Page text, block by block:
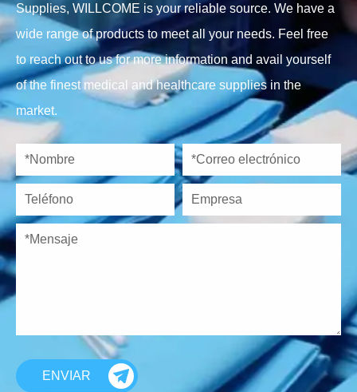
Supplies, WILLCOME is your reliable source. We have a
wide range of products to meet all your needs. Feel free
to reach out to us for more information and avail yourself
of the finest medical and healthcare supplies in the
market.
ENVIAR